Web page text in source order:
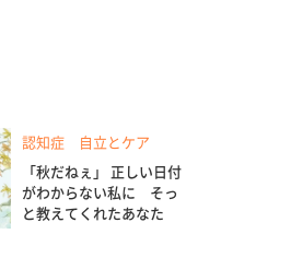
認知症 自立とケア
「秋だねぇ」 正しい日付
がわからない私に そっ
と教えてくれたあなた